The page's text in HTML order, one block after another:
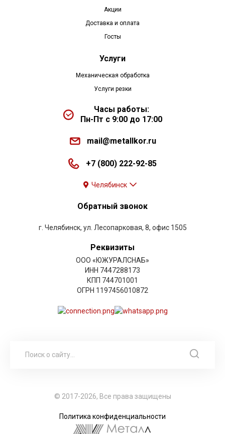
Акции
Доставка и оплата
Госты
Услуги
Механическая обработка
Услуги резки
Часы работы:
Пн-Пт с 9:00 до 17:00
mail@metallkor.ru
+7 (800) 222-92-85
Челябинск
Обратный звонок
г. Челябинск, ул. Лесопарковая, 8, офис 1505
Реквизиты
ООО «ЮЖУРАЛСНАБ»
ИНН 7447288173
КПП 744701001
ОГРН 1197456010872
© 2017-2026, Все права защищены
Политика конфиденциальности